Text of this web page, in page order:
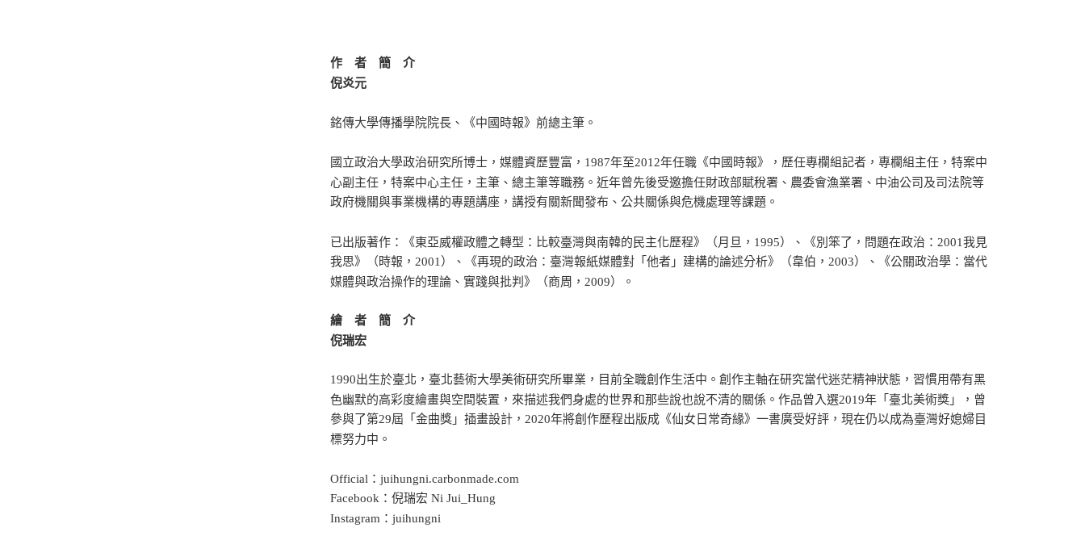
作 者 簡 介
倪炎元
銘傳大學傳播學院院長、《中國時報》前總主筆。
國立政治大學政治研究所博士，媒體資歷豐富，1987年至2012年任職《中國時報》，歷任專欄組記者，專欄組主任，特案中
心副主任，特案中心主任，主筆、總主筆等職務。近年曾先後受邀擔任財政部賦稅署、農委會漁業署、中油公司及司法院等
政府機關與事業機構的專題講座，講授有關新聞發布、公共關係與危機處理等課題。
已出版著作：《東亞威權政體之轉型：比較臺灣與南韓的民主化歷程》（月旦，1995）、《別笨了，問題在政治：2001我見
我思》（時報，2001）、《再現的政治：臺灣報紙媒體對「他者」建構的論述分析》（韋伯，2003）、《公關政治學：當代
媒體與政治操作的理論、實踐與批判》（商周，2009）。
繪 者 簡 介
倪瑞宏
1990出生於臺北，臺北藝術大學美術研究所畢業，目前全職創作生活中。創作主軸在研究當代迷茫精神狀態，習慣用帶有黑
色幽默的高彩度繪畫與空間裝置，來描述我們身處的世界和那些說也說不清的關係。作品曾入選2019年「臺北美術獎」，曾
參與了第29屆「金曲獎」插畫設計，2020年將創作歷程出版成《仙女日常奇緣》一書廣受好評，現在仍以成為臺灣好媳婦目
標努力中。
Official：juihungni.carbonmade.com
Facebook：倪瑞宏 Ni Jui_Hung
Instagram：juihungni